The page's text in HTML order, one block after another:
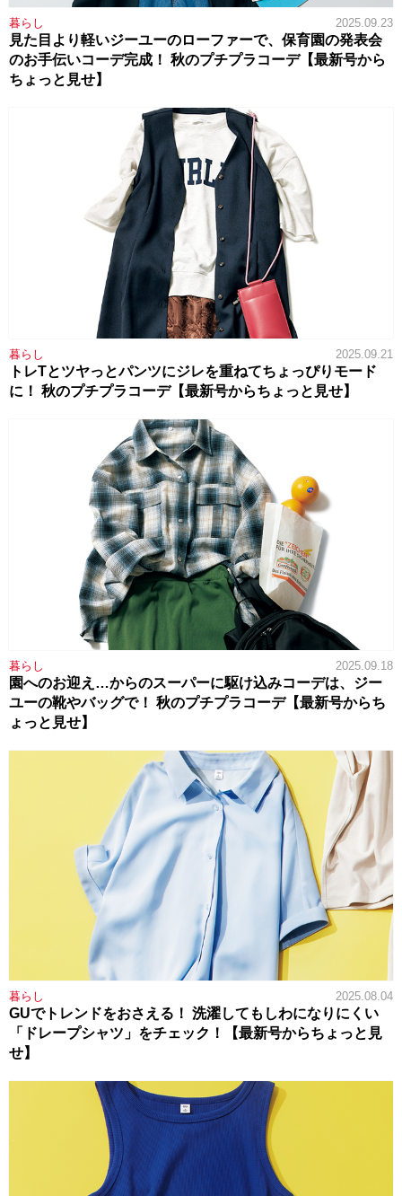
暮らし 2025.09.23
見た目より軽いジーユーのローファーで、保育園の発表会
のお手伝いコーデ完成！ 秋のプチプラコーデ【最新号から
ちょっと見せ】
暮らし 2025.09.21
トレTとツヤっとパンツにジレを重ねてちょっぴりモード
に！ 秋のプチプラコーデ【最新号からちょっと見せ】
暮らし 2025.09.18
園へのお迎え…からのスーパーに駆け込みコーデは、ジー
ユーの靴やバッグで！ 秋のプチプラコーデ【最新号からち
ょっと見せ】
暮らし 2025.08.04
GUでトレンドをおさえる！ 洗濯してもしわになりにくい
「ドレープシャツ」をチェック！【最新号からちょっと見
せ】